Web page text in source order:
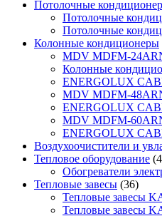
Потолочные
Потолочные
Потолочные
Колонные кондиционеры
MDV MDFM-
Колонные
ENERGOLUX
MDV MDFM-
ENERGOLUX
MDV MDFM-
ENERGOLUX
Воздухоочистители и
Тепловое оборудование
Обогреватели
Тепловые завесы (36)
Тепловые завесы
Тепловые завесы